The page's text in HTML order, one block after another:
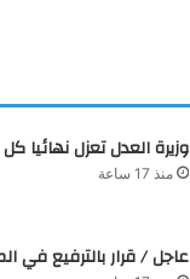
وزيرة العدل تعزل نهائيا
منذ 17 ساعة
عاجل / قرار بالترفيع في